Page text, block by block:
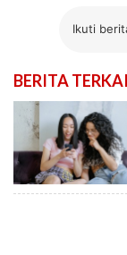
Ikuti
BERITA